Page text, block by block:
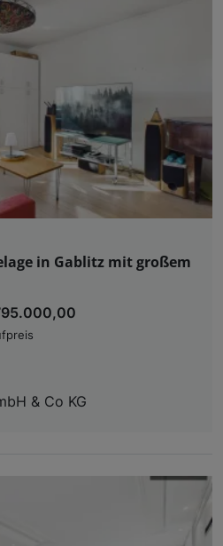
in Gablitz mit großem
& Co KG